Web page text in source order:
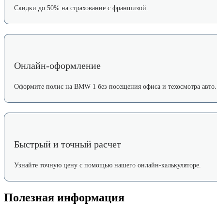
Скидки до 50% на страхование с франшизой.
Онлайн-оформление
Оформите полис на BMW 1 без посещения офиса и техосмотра авто.
Быстрый и точный расчет
Узнайте точную цену с помощью нашего онлайн-калькуляторе.
Полезная информация